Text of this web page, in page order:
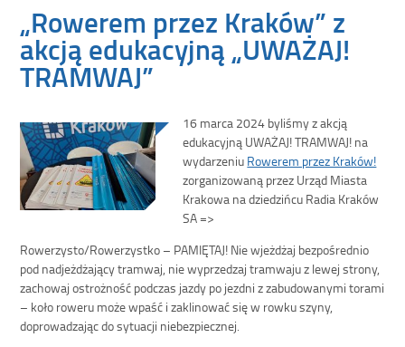
„Rowerem przez Kraków” z
akcją edukacyjną „UWAŻAJ!
TRAMWAJ”
16 marca 2024 byliśmy z akcją
edukacyjną UWAŻAJ! TRAMWAJ! na
wydarzeniu Rowerem przez Kraków!
zorganizowaną przez Urząd Miasta
Krakowa na dziedzińcu Radia Kraków
SA =>
Rowerzysto/Rowerzystko – PAMIĘTAJ! Nie wjeżdżaj bezpośrednio
pod nadjeżdżający tramwaj, nie wyprzedzaj tramwaju z lewej strony,
zachowaj ostrożność podczas jazdy po jezdni z zabudowanymi torami
– koło roweru może wpaść i zaklinować się w rowku szyny,
doprowadzając do sytuacji niebezpiecznej.